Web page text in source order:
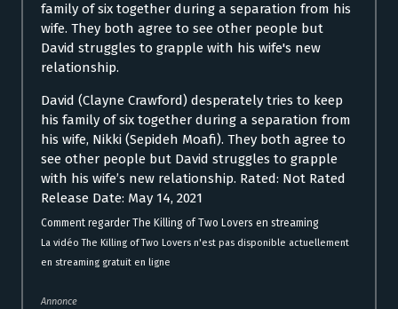
family of six together during a separation from his
wife. They both agree to see other people but
David struggles to grapple with his wife's new
relationship.
David (Clayne Crawford) desperately tries to keep
his family of six together during a separation from
his wife, Nikki (Sepideh Moafi). They both agree to
see other people but David struggles to grapple
with his wife’s new relationship. Rated: Not Rated
Release Date: May 14, 2021
Comment regarder The Killing of Two Lovers en streaming
La vidéo The Killing of Two Lovers n'est pas disponible actuellement
en streaming gratuit en ligne
Annonce